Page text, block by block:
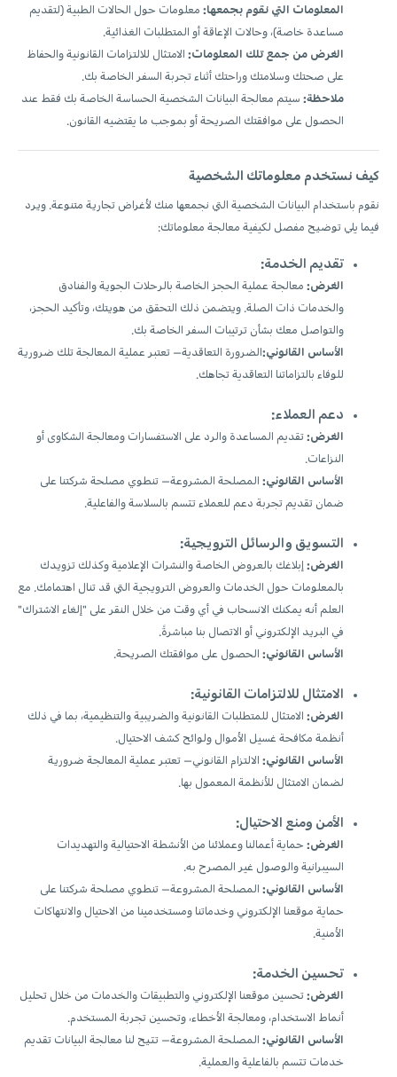
المعلومات التي نقوم بجمعها: معلومات حول الحالات الطبية (لتقديم
مساعدة خاصة)، وحالات الإعاقة أو المتطلبات الغذائية.
الغرض من جمع تلك المعلومات: الامتثال للالتزامات القانونية والحفاظ
على صحتك وسلامتك وراحتك أثناء تجربة السفر الخاصة بك.
ملاحظة: سيتم معالجة البيانات الشخصية الحساسة الخاصة بك فقط عند
الحصول على موافقتك الصريحة أو بموجب ما يقتضيه القانون.
كيف نستخدم معلوماتك الشخصية
نقوم باستخدام البيانات الشخصية التي نجمعها منك لأغراض تجارية متنوعة. ويرد
فيما يلي توضيح مفصل لكيفية معالجة معلوماتك:
تقديم الخدمة:
الغرض: معالجة عملية الحجز الخاصة بالرحلات الجوية والفنادق
والخدمات ذات الصلة. ويتضمن ذلك التحقق من هويتك، وتأكيد الحجز،
والتواصل معك بشأن ترتيبات السفر الخاصة بك.
الأساس القانوني:الضرورة التعاقدية— تعتبر عملية المعالجة تلك ضرورية
للوفاء بالتزاماتنا التعاقدية تجاهك.
دعم العملاء:
الغرض: تقديم المساعدة والرد على الاستفسارات ومعالجة الشكاوى أو
النزاعات.
الأساس القانوني: المصلحة المشروعة— تنطوي مصلحة شركتنا على
ضمان تقديم تجربة دعم للعملاء تتسم بالسلاسة والفاعلية.
التسويق والرسائل الترويجية:
الغرض: إبلاغك بالعروض الخاصة والنشرات الإعلامية وكذلك تزويدك
بالمعلومات حول الخدمات والعروض الترويجية التي قد تنال اهتمامك. مع
العلم أنه يمكنك الانسحاب في أي وقت من خلال النقر على "إلغاء الاشتراك"
في البريد الإلكتروني أو الاتصال بنا مباشرةً.
الأساس القانوني: الحصول على موافقتك الصريحة.
الامتثال للالتزامات القانونية:
الغرض: الامتثال للمتطلبات القانونية والضريبية والتنظيمية، بما في ذلك
أنظمة مكافحة غسيل الأموال ولوائح كشف الاحتيال.
الأساس القانوني: الالتزام القانوني— تعتبر عملية المعالجة ضرورية
لضمان الامتثال للأنظمة المعمول بها.
الأمن ومنع الاحتيال:
الغرض: حماية أعمالنا وعملائنا من الأنشطة الاحتيالية والتهديدات
السيبرانية والوصول غير المصرح به.
الأساس القانوني: المصلحة المشروعة— تنطوي مصلحة شركتنا على
حماية موقعنا الإلكتروني وخدماتنا ومستخدمينا من الاحتيال والانتهاكات
الأمنية.
تحسين الخدمة:
الغرض: تحسين موقعنا الإلكتروني والتطبيقات والخدمات من خلال تحليل
أنماط الاستخدام، ومعالجة الأخطاء، وتحسين تجربة المستخدم.
الأساس القانوني: المصلحة المشروعة— تتيح لنا معالجة البيانات تقديم
خدمات تتسم بالفاعلية والعملية.